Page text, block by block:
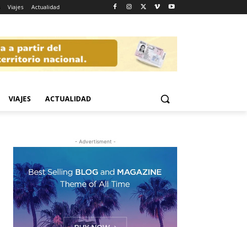
Viajes Actualidad
VIAJES ACTUALIDAD
- Advertisment -